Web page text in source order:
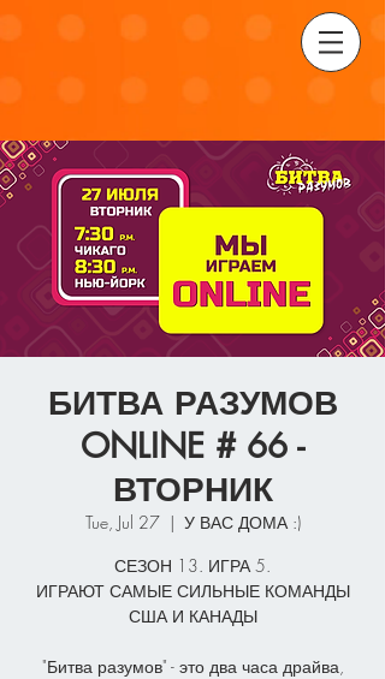
БИТВА РАЗУМОВ
ONLINE # 66 -
ВТОРНИК
Tue, Jul 27
  |
У ВАС ДОМА :)
СЕЗОН 13. ИГРА 5.
ИГРАЮТ САМЫЕ СИЛЬНЫЕ КОМАНДЫ
США И КАНАДЫ
"Битва разумов" - это два часа драйва,